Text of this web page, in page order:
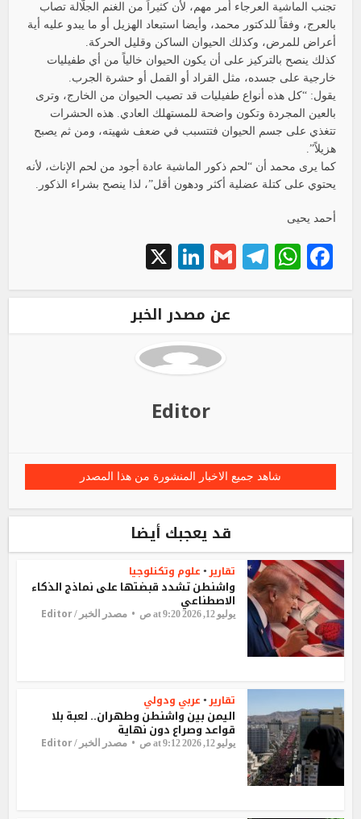
تجنب الماشية العرجاء أمر مهم، لأن كثيراً من الغنم الجلَّالة تصاب
بالعرج، وفقاً للدكتور محمد، وأيضا استبعاد الهزيل أو ما يبدو عليه أية
أعراض للمرض، وكذلك الحيوان الساكن وقليل الحركة.
كذلك ينصح بالتركيز على أن يكون الحيوان خالياً من أي طفيليات
خارجية على جسده، مثل القراد أو القمل أو حشرة الجرب.
يقول: “كل هذه أنواع طفيليات قد تصيب الحيوان من الخارج، وترى
بالعين المجردة وتكون واضحة للمستهلك العادي. هذه الحشرات
تتغذي على جسم الحيوان فتتسبب في ضعف شهيته، ومن ثم يصبح
هزيلاً”.
كما يرى محمد أن “لحم ذكور الماشية عادة أجود من لحم الإناث، لأنه
يحتوي على كتلة عضلية أكثر ودهون أقل”، لذا ينصح بشراء الذكور.
أحمد يحيى
Facebook
WhatsApp
Telegram
Gmail
LinkedIn
عن مصدر الخبر
Editor
شاهد جميع الاخبار المنشورة من هذا المصدر
قد يعجبك أيضا
تقارير • علوم وتكنلوجيا
واشنطن تشدد قبضتها على نماذج الذكاء
الاصطناعي
يوليو 12, 2026 at 9:20 ص مصدر الخبر /Editor
تقارير • عربي ودولي
اليمن بين واشنطن وطهران.. لعبة بلا
قواعد وصراع دون نهاية
يوليو 12, 2026 at 9:12 ص مصدر الخبر /Editor